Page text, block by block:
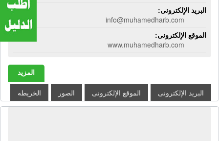
البريد الإلكترونى:
info@muhamedharb.com
الموقع الإلكترونى:
www.muhamedharb.com
المزيد
البريد الإلكترونى الموقع الإلكترونى الصور الخريطه